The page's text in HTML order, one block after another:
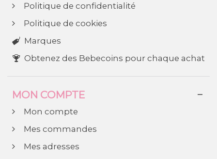
Politique de confidentialité
Politique de cookies
Marques
Obtenez des Bebecoins pour chaque achat
MON COMPTE
Mon compte
Mes commandes
Mes adresses